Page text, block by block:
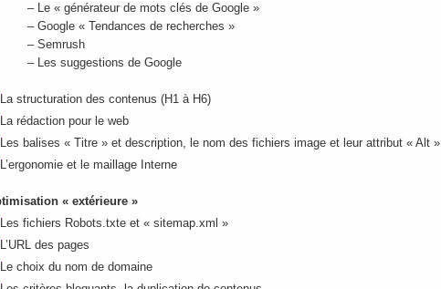
– Le « générateur de mots clés de Google »
– Google « Tendances de recherches »
– Semrush
– Les suggestions de Google
La structuration des contenus (H1 à H6)
La rédaction pour le web
Les balises « Titre » et description, le nom des fichiers image et leur attribut « Alt »
L’ergonomie et le maillage Interne
« extérieure »
Les fichiers Robots.txte et « sitemap.xml »
L’URL des pages
Le choix du nom de domaine